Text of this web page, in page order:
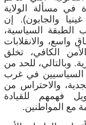
في مسألة الولاية
غينيا والجابون). إن
الطبقة السياسية،
واسع، والانقلابات
الكافي، تخلق
وبالتالي، للحد من
السياسيين في غرب
والاحتراس من
فهمهم للقيادة
مع المواطنين.